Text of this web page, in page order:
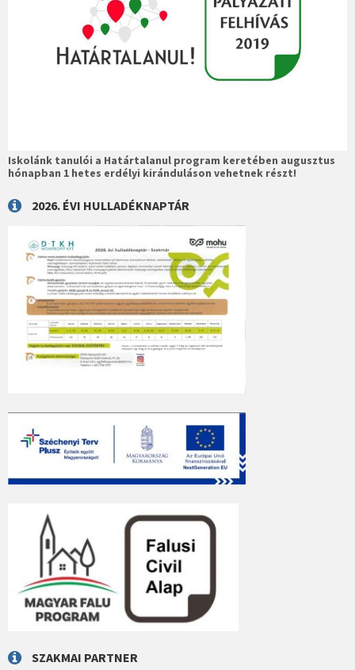
Iskolánk tanulói a Határtalanul program keretében augusztus
hónapban 1 hetes erdélyi kiránduláson vehetnek részt!
2026. ÉVI HULLADÉKNAPTÁR
SZAKMAI PARTNER